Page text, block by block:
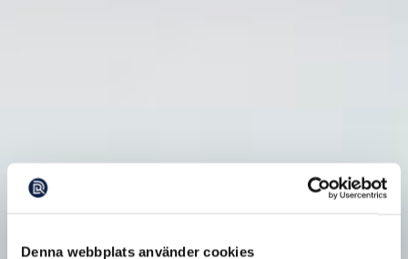
Denna webbplats använder cookies